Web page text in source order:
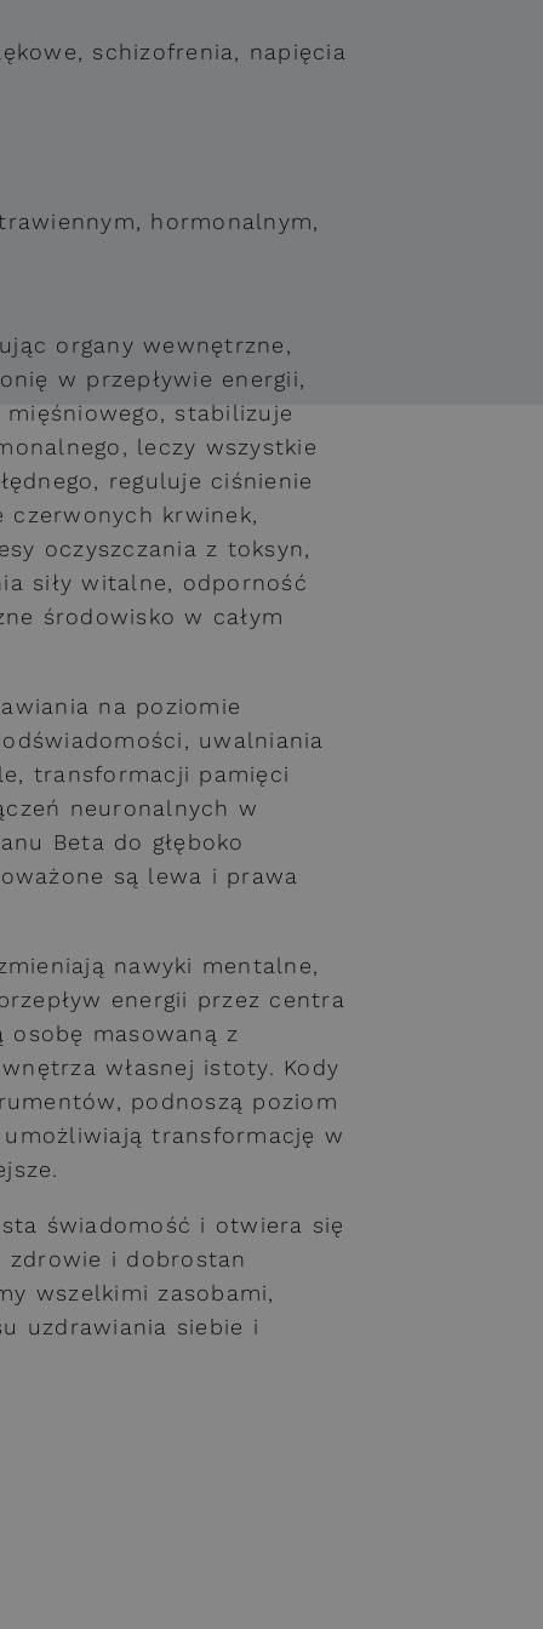
schizofrenia, napięcia
hormonalnym,
organy wewnętrzne,
w przepływie energii,
stabilizuje
leczy wszystkie
reguluje ciśnienie
czerwonych krwinek,
oczyszczania z toksyn,
siły witalne, odporność
środowisko w całym
na poziomie
uwalniania
transformacji pamięci
neuronalnych w
Beta do głęboko
są lewa i prawa
nawyki mentalne,
energii przez centra
osobę masowaną z
własnej istoty. Kody
podnoszą poziom
transformację w
świadomość i otwiera się
zdrowie i dobrostan
wszelkimi zasobami,
uzdrawiania siebie i